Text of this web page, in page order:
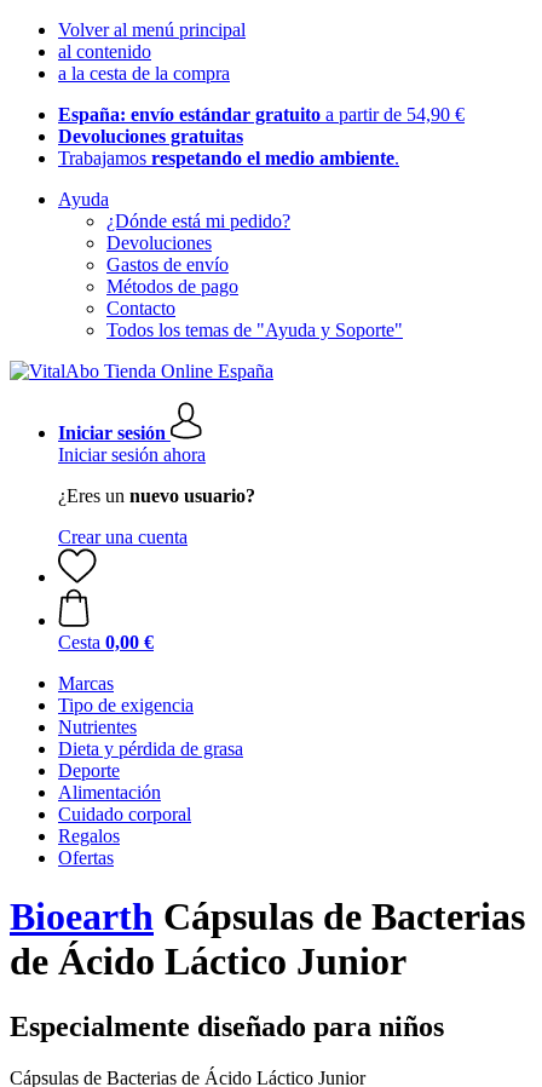
Volver al menú principal
al contenido
a la cesta de la compra
España: envío estándar gratuito a partir de 54,90 €
Devoluciones gratuitas
Trabajamos respetando el medio ambiente.
Ayuda
¿Dónde está mi pedido?
Devoluciones
Gastos de envío
Métodos de pago
Contacto
Todos los temas de "Ayuda y Soporte"
Iniciar sesión
Iniciar sesión ahora
¿Eres un nuevo usuario?
Crear una cuenta
Cesta 0,00 €
Marcas
Tipo de exigencia
Nutrientes
Dieta y pérdida de grasa
Deporte
Alimentación
Cuidado corporal
Regalos
Ofertas
Bioearth Cápsulas de Bacterias
de Ácido Láctico Junior
Especialmente diseñado para niños
Cápsulas de Bacterias de Ácido Láctico Junior